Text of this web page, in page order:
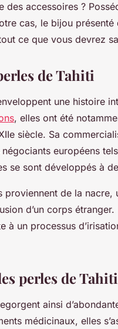
des accessoires ?
cas, le bijou
ce que vous devrez
de Tahiti
une histoire
, elles ont été
siècle. Sa
européens
se sont développés à
proviennent de la
d’un corps
à un processus
perles de Tahiti
ainsi
médicinaux, elles